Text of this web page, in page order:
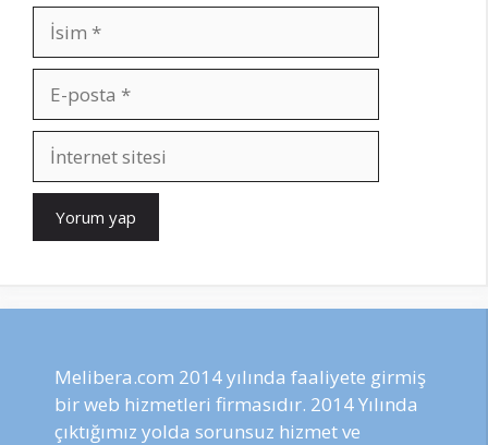
İsim
posta
İnternet
sitesi
Melibera.com 2014 yılında faaliyete girmiş
bir web hizmetleri firmasıdır. 2014 Yılında
çıktığımız yolda sorunsuz hizmet ve